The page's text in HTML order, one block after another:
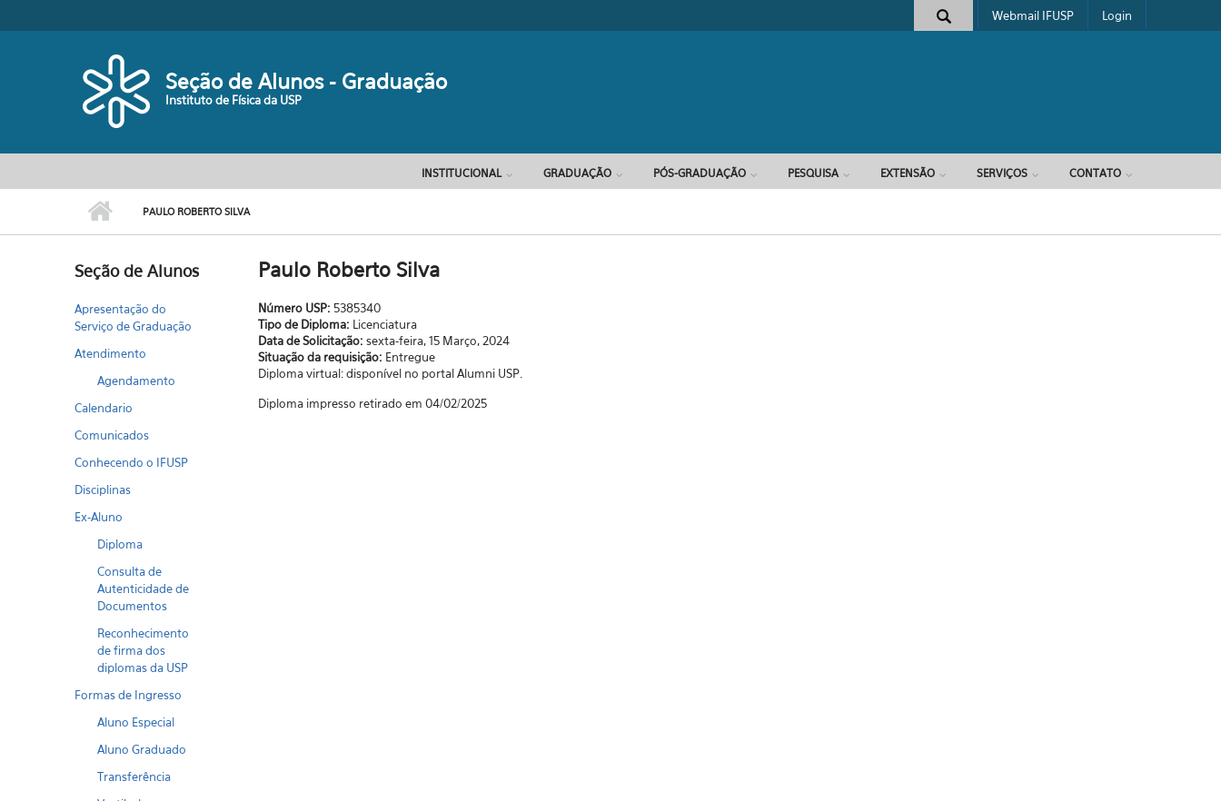
Formulário de busca
Webmail IFUSP Login
Seção de Alunos - Graduação
Instituto de Física da USP
INSTITUCIONAL GRADUAÇÃO PÓS-GRADUAÇÃO PESQUISA EXTENSÃO SERVIÇOS CONTATO
PAULO ROBERTO SILVA
Seção de Alunos
Apresentação do
Serviço de Graduação
Atendimento
Agendamento
Calendario
Comunicados
Conhecendo o IFUSP
Disciplinas
Ex-Aluno
Diploma
Consulta de
Autenticidade de
Documentos
Reconhecimento
de firma dos
diplomas da USP
Formas de Ingresso
Aluno Especial
Aluno Graduado
Transferência
Paulo Roberto Silva
Número USP: 5385340
Tipo de Diploma: Licenciatura
Data de Solicitação: sexta-feira, 15 Março, 2024
Situação da requisição: Entregue
Diploma virtual: disponível no portal Alumni USP.
Diploma impresso retirado em 04/02/2025